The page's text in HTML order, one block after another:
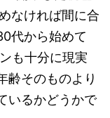
なければ間に合
代から始めて
も十分に現実
齢そのものより
いるかどうかで